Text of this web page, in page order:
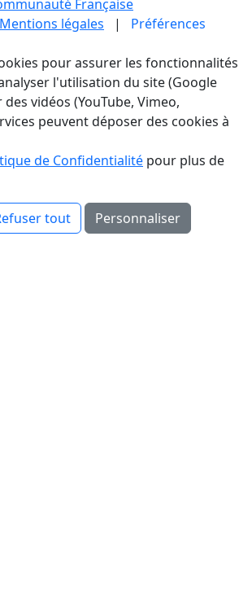
Française
Mentions légales | Préférences
pour assurer les fonctionnalités
l'utilisation du site (Google
vidéos (YouTube, Vimeo,
peuvent déposer des cookies à
de Confidentialité pour plus de
tout Personnaliser